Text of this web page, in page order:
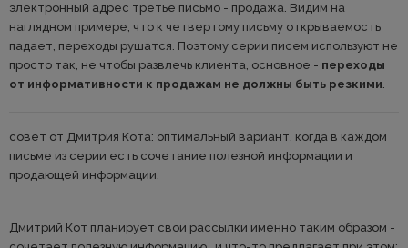
электронный адрес третье письмо - продажа. Видим на
наглядном примере, что к четвертому письму открываемость
падает, переходы рушатся. Поэтому серии писем используют не
просто так, не чтобы развлечь клиента, основное - переходы
от информативности к продажам не должны быть резкими.
совет от Дмитрия Кота: оптимальный вариант, когда в каждом
письме из серии есть сочетание полезной информации и
продающей информации.
Дмитрий Кот планирует свои рассылки именно таким образом -